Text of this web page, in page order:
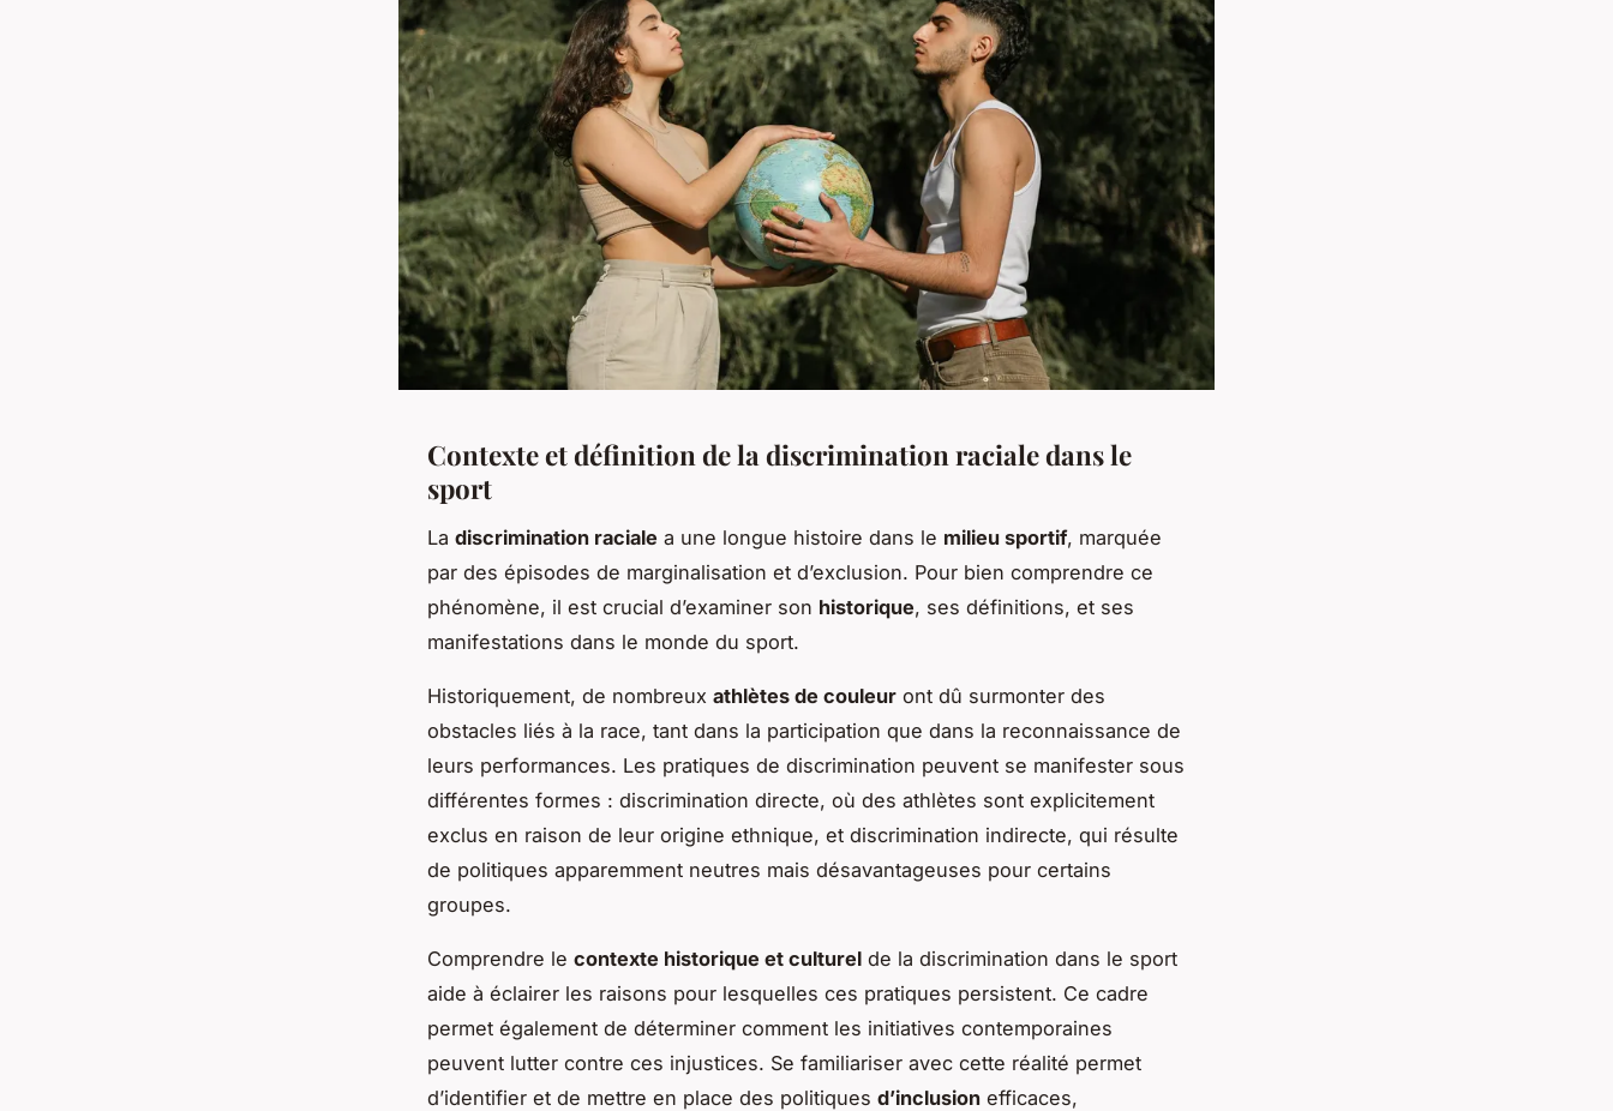
Contexte et définition de la discrimination raciale dans le
sport
La discrimination raciale a une longue histoire dans le milieu sportif, marquée
par des épisodes de marginalisation et d’exclusion. Pour bien comprendre ce
phénomène, il est crucial d’examiner son historique, ses définitions, et ses
manifestations dans le monde du sport.
Historiquement, de nombreux athlètes de couleur ont dû surmonter des
obstacles liés à la race, tant dans la participation que dans la reconnaissance de
leurs performances. Les pratiques de discrimination peuvent se manifester sous
différentes formes : discrimination directe, où des athlètes sont explicitement
exclus en raison de leur origine ethnique, et discrimination indirecte, qui résulte
de politiques apparemment neutres mais désavantageuses pour certains
groupes.
Comprendre le contexte historique et culturel de la discrimination dans le sport
aide à éclairer les raisons pour lesquelles ces pratiques persistent. Ce cadre
permet également de déterminer comment les initiatives contemporaines
peuvent lutter contre ces injustices. Se familiariser avec cette réalité permet
d’identifier et de mettre en place des politiques d’inclusion efficaces,